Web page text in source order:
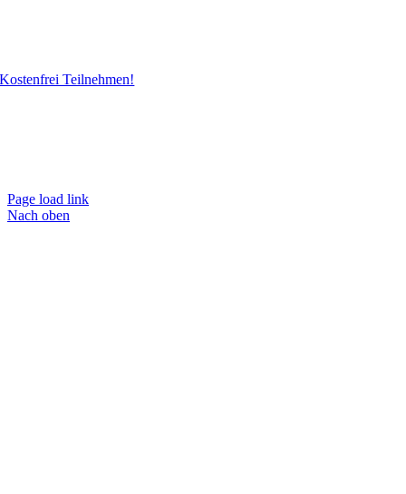
Kostenfrei Teilnehmen!
Page load link
Nach oben